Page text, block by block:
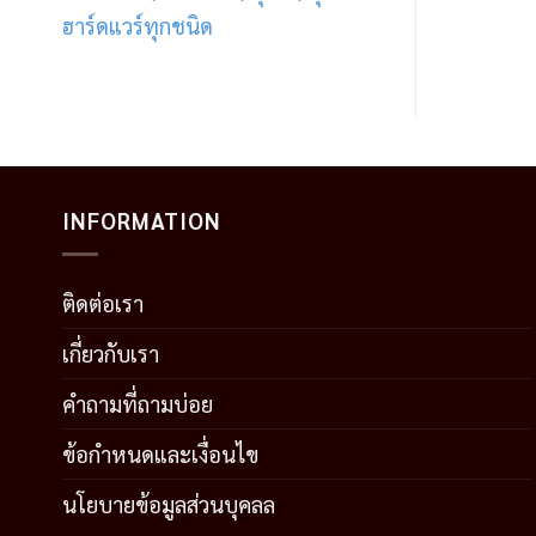
ฮาร์ดแวร์ทุกชนิด
INFORMATION
ติดต่อเรา
เกี่ยวกับเรา
คำถามที่ถามบ่อย
ข้อกำหนดและเงื่อนไข
นโยบายข้อมูลส่วนบุคลล